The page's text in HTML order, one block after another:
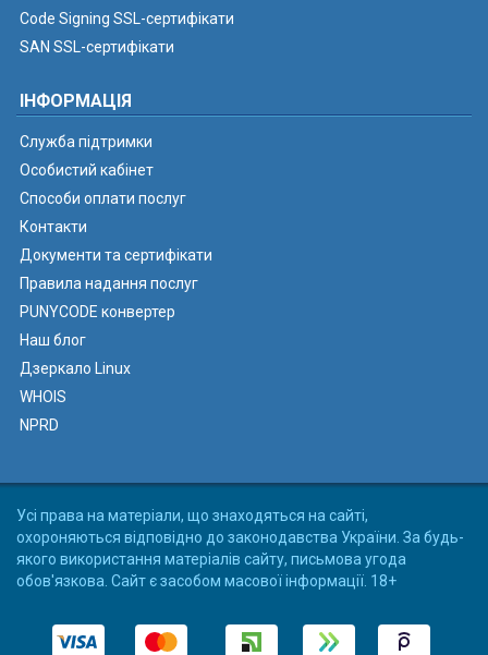
Code Signing SSL-сертифікати
SAN SSL-сертифікати
ІНФОРМАЦІЯ
Служба підтримки
Особистий кабінет
Способи оплати послуг
Контакти
Документи та сертифікати
Правила надання послуг
PUNYCODE конвертер
Наш блог
Дзеркало Linux
WHOIS
NPRD
Усі права на матеріали, що знаходяться на сайті,
охороняються відповідно до законодавства України. За будь-
якого використання матеріалів сайту, письмова угода
обов'язкова. Сайт є засобом масової інформації. 18+